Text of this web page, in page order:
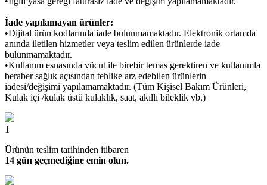
İade yapılamayan ürünler:
•Dijital ürün kodlarında iade bulunmamaktadır. Elektronik ortamda
anında iletilen hizmetler veya teslim edilen ürünlerde iade
bulunmamaktadır.
•Kullanım esnasında vücut ile birebir temas gerektiren ve kullanımla
beraber sağlık açısından tehlike arz edebilen ürünlerin
iadesi/değişimi yapılamamaktadır. (Tüm Kişisel Bakım Ürünleri,
Kulak içi /kulak üstü kulaklık, saat, akıllı bileklik vb.)
1
Ürünün teslim tarihinden itibaren
14 gün geçmediğine emin olun.